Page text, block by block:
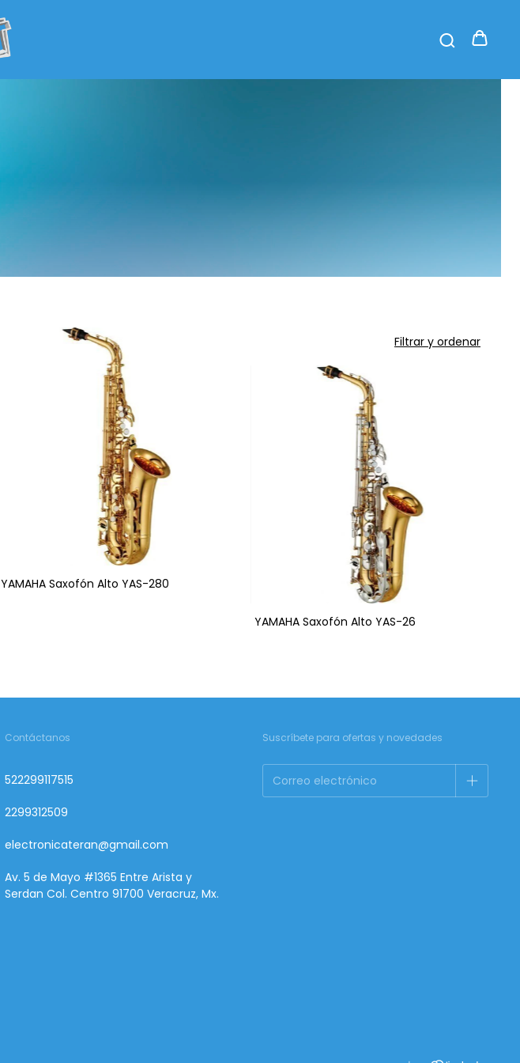
Filtrar y ordenar
YAMAHA Saxofón Alto YAS-280
YAMAHA Saxofón Alto YAS-26
Contáctanos
522299117515
2299312509
electronicateran@gmail.com
Av. 5 de Mayo #1365 Entre Arista y
Serdan Col. Centro 91700 Veracruz, Mx.
Suscríbete para ofertas y novedades